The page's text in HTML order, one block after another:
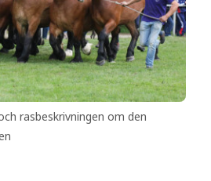
rasbeskrivningen om den